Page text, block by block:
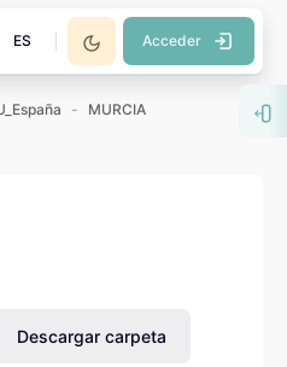
ES Acceder
MURCIA
Descargar carpeta